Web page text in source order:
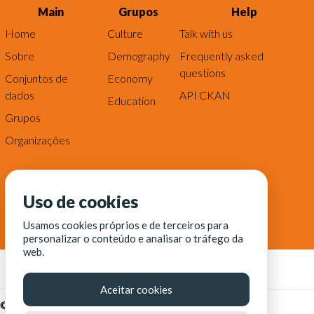
Main
Home
Sobre
Conjuntos de
dados
Grupos
Organizações
Grupos
Culture
Demography
Economy
Education
Help
Talk with us
Frequently asked
questions
API CKAN
© Fortaleza Digital || CITINOVA - Fundação de Ciência,
Uso de cookies
Usamos cookies próprios e de terceiros para
personalizar o conteúdo e analisar o tráfego da
web.
Aceitar cookies